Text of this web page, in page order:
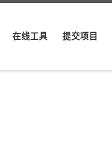
在线工具 提交项目